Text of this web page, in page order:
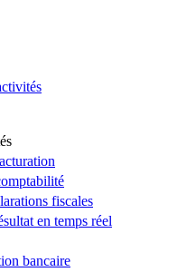
fiscales
en temps réel
bancaire